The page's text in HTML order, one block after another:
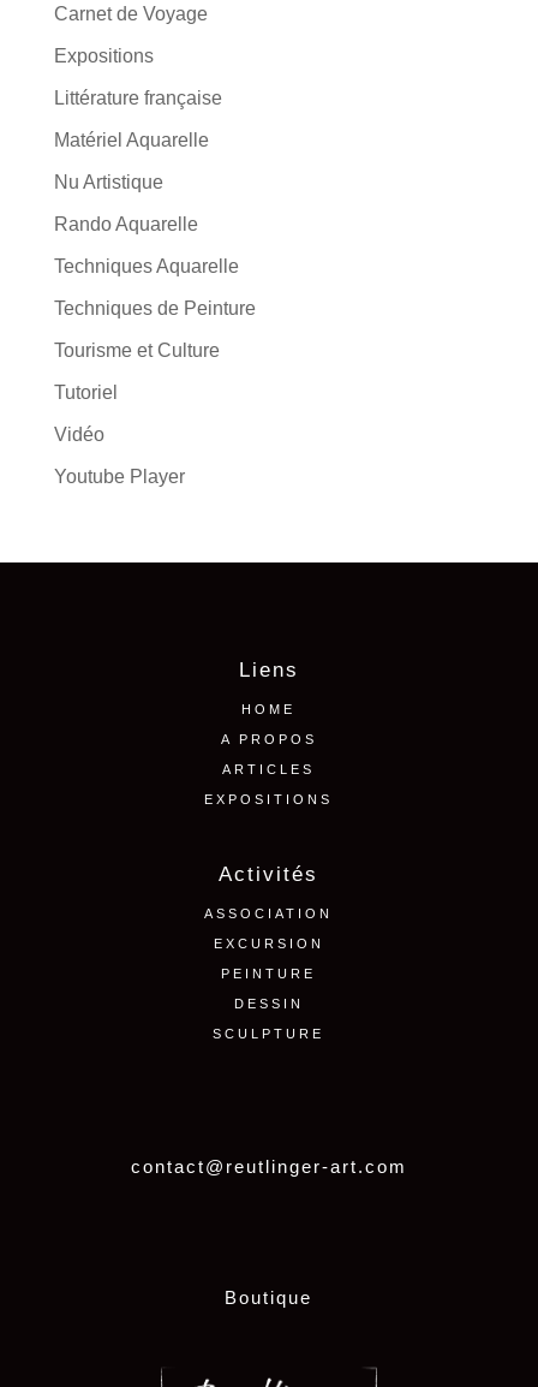
Carnet de Voyage
Expositions
Littérature française
Matériel Aquarelle
Nu Artistique
Rando Aquarelle
Techniques Aquarelle
Techniques de Peinture
Tourisme et Culture
Tutoriel
Vidéo
Youtube Player
Liens
HOME
A PROPOS
ARTICLES
EXPOSITIONS
Activités
ASSOCIATION
EXCURSION
PEINTURE
DESSIN
SCULPTURE
contact@reutlinger-art.com
Boutique